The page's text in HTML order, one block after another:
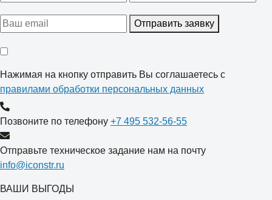
Отправить заявку
Нажимая на кнопку отправить Вы соглашаетесь с
правилами обработки персональных данных
Позвоните по телефону +7 495 532-56-55
Отправьте техническое задание нам на почту
info@iconstr.ru
ВАШИ ВЫГОДЫ